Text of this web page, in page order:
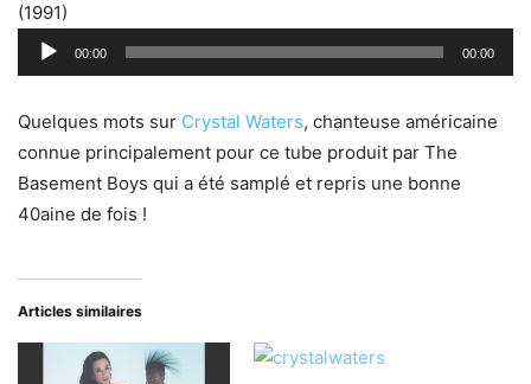
(1991)
Lecteur
audio
00:00 00:00
Quelques mots sur Crystal Waters, chanteuse américaine
connue principalement pour ce tube produit par The
Basement Boys qui a été samplé et repris une bonne
40aine de fois !
Articles similaires